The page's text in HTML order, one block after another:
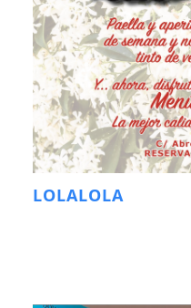
LOLALOLA